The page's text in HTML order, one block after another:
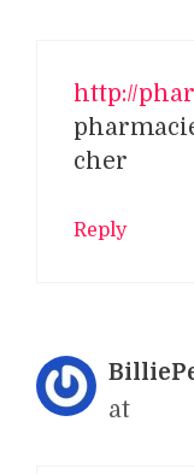
http://
cher
Reply
at